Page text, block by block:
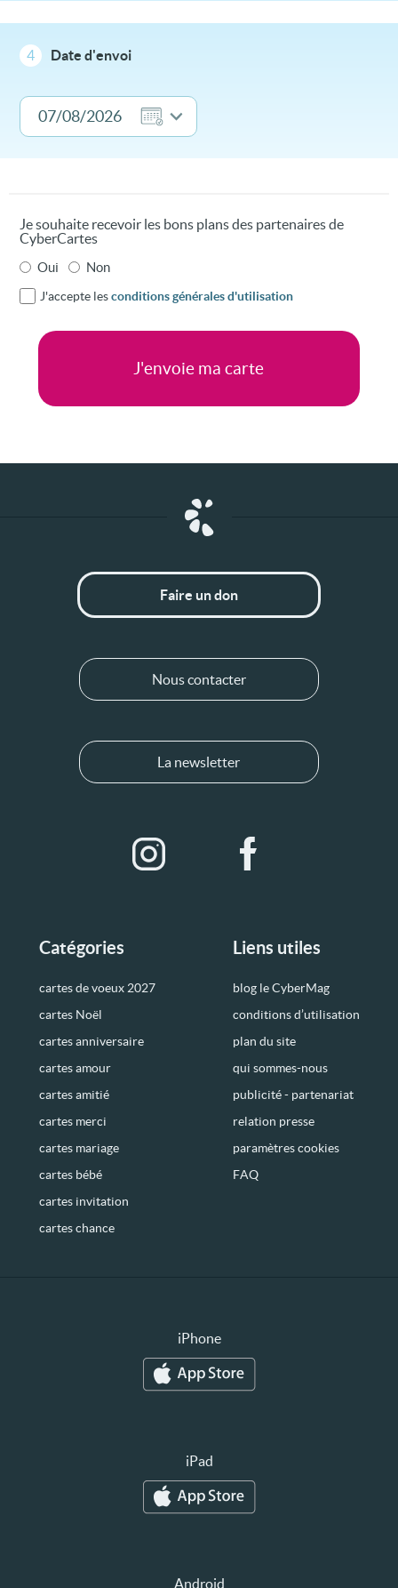
4 Date d'envoi
Je souhaite recevoir les bons plans des partenaires de
CyberCartes
Oui Non
J'accepte lesconditions générales d'utilisation
Catégories
cartes de voeux 2027
cartes Noël
cartes anniversaire
cartes amour
cartes amitié
cartes merci
cartes mariage
cartes bébé
cartes invitation
cartes chance
Liens utiles
blog le CyberMag
conditions d’utilisation
plan du site
qui sommes-nous
publicité - partenariat
relation presse
paramètres cookies
FAQ
Faire un don
Nous contacter
La newsletter
iPhone
iPad
Android